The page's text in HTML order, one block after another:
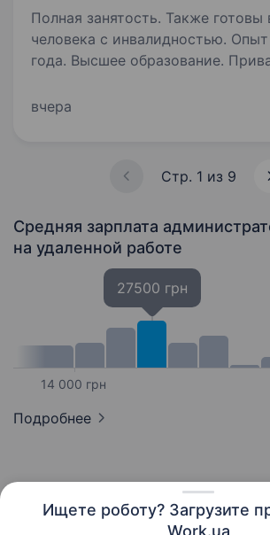
Ищете роботу? Загрузите
Work.ua
Полная занятость. Также готовы
человека с инвалидностью.
года. Высшее образование. ПриватБанк — є
з найбільш інноваційних банків
чверті всієї банківської системи
вчера
Стр. 1 из 9
Средняя зарплата
на удаленной работе
14 000 грн
27500 грн
Подробнее